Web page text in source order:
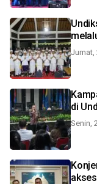
Jumat,
di
Senin,